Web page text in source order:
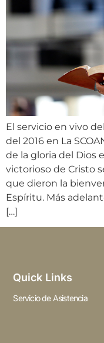
El servicio en vivo
del 2016 en La
de la gloria del Dios
victorioso de Cristo
que dieron la
Espíritu. Más
[…]
Quick Links
Servicio de Asistencia